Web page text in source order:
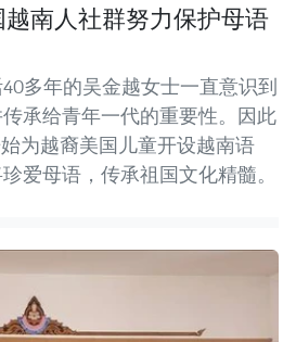
南人社群努力保护母语
多年的吴金越女士一直意识到
承给青年一代的重要性。因此
为越裔美国儿童开设越南语
爱母语，传承祖国文化精髓。